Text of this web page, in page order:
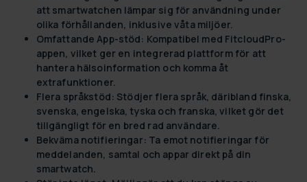
att smartwatchen lämpar sig för användning under
olika förhållanden, inklusive våta miljöer.
Omfattande App-stöd: Kompatibel med FitcloudPro-
appen, vilket ger en integrerad plattform för att
hantera hälsoinformation och komma åt
extrafunktioner.
Flera språkstöd: Stödjer flera språk, däribland finska,
svenska, engelska, tyska och franska, vilket gör det
tillgängligt för en bred rad användare.
Bekväma notifieringar: Ta emot notifieringar för
meddelanden, samtal och appar direkt på din
smartwatch.